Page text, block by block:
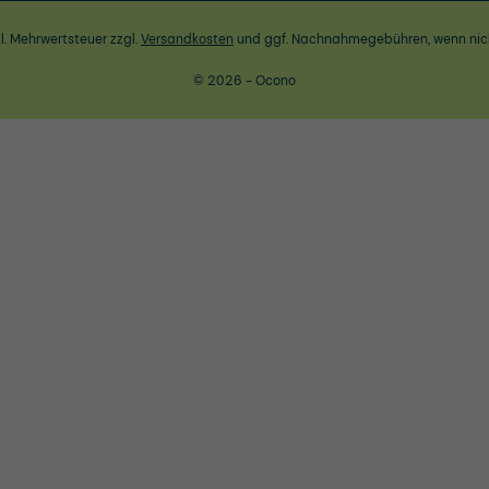
Mehrwertsteuer zzgl.Versandkosten und ggf. Nachnahmegebühren, wenn
© 2026 - Ocono